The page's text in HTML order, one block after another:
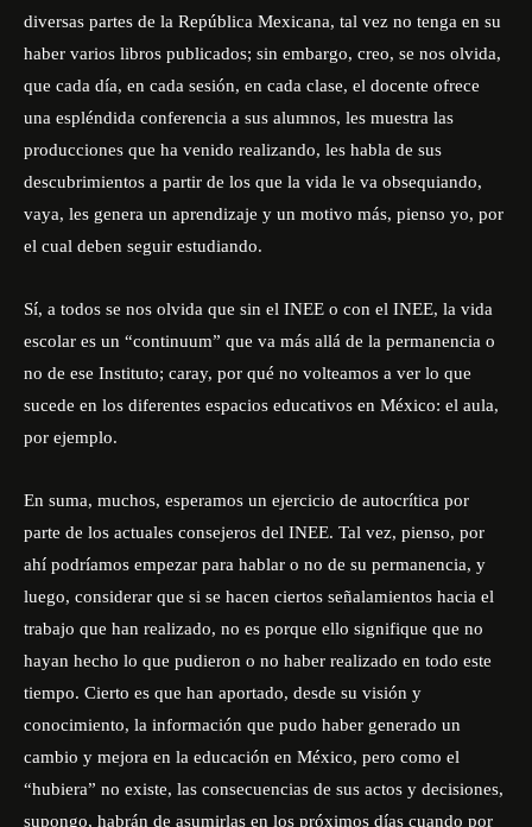
diversas partes de la República Mexicana, tal vez no tenga en su
haber varios libros publicados; sin embargo, creo, se nos olvida,
que cada día, en cada sesión, en cada clase, el docente ofrece
una espléndida conferencia a sus alumnos, les muestra las
producciones que ha venido realizando, les habla de sus
descubrimientos a partir de los que la vida le va obsequiando,
vaya, les genera un aprendizaje y un motivo más, pienso yo, por
el cual deben seguir estudiando.
Sí, a todos se nos olvida que sin el INEE o con el INEE, la vida
escolar es un “continuum” que va más allá de la permanencia o
no de ese Instituto; caray, por qué no volteamos a ver lo que
sucede en los diferentes espacios educativos en México: el aula,
por ejemplo.
En suma, muchos, esperamos un ejercicio de autocrítica por
parte de los actuales consejeros del INEE. Tal vez, pienso, por
ahí podríamos empezar para hablar o no de su permanencia, y
luego, considerar que si se hacen ciertos señalamientos hacia el
trabajo que han realizado, no es porque ello signifique que no
hayan hecho lo que pudieron o no haber realizado en todo este
tiempo. Cierto es que han aportado, desde su visión y
conocimiento, la información que pudo haber generado un
cambio y mejora en la educación en México, pero como el
“hubiera” no existe, las consecuencias de sus actos y decisiones,
supongo, habrán de asumirlas en los próximos días cuando por